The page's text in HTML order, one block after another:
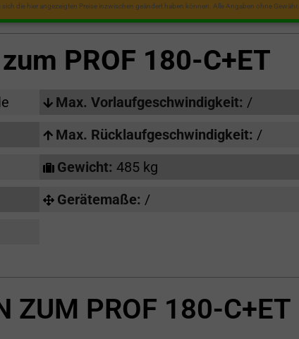
die hier angezeigten Preise inzwischen geändert haben können. Alle Angaben ohne Gewähr.
PROF 180-C+ET
Max. Vorlaufgeschwindigkeit: /
Max. Rücklaufgeschwindigkeit: /
Gewicht: 485 kg
Gerätemaße: /
ZUM PROF 180-C+ET